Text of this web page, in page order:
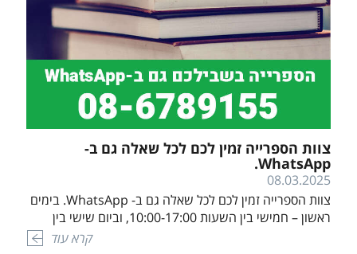
צוות הספרייה זמין לכם לכל שאלה גם ב-
WhatsApp.
08.03.2025
צוות הספרייה זמין לכם לכל שאלה גם ב- WhatsApp. בימים
ראשון – חמישי בין השעות 10:00-17:00, וביום שישי בין
קרא עוד